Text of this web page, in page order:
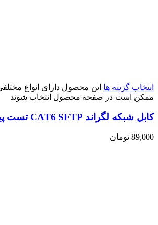
انتخاب گزینه ها این محصول دارای انواع
ممکن است در صفحه محصول انتخاب شوند
کابل شبکه لگراند CAT6 SFTP تست پیرمننت PVC
89,000 تومان